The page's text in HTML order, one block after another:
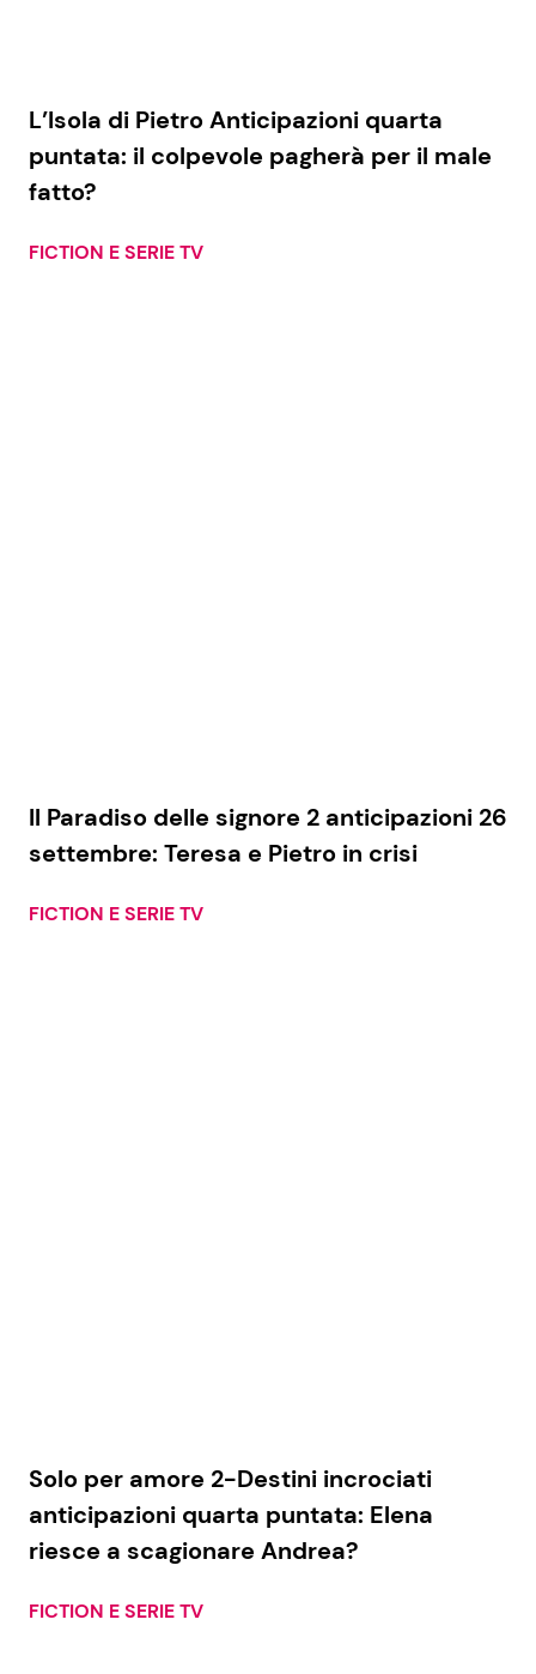
L’Isola di Pietro Anticipazioni quarta
puntata: il colpevole pagherà per il male
fatto?
FICTION E SERIE TV
Il Paradiso delle signore 2 anticipazioni 26
settembre: Teresa e Pietro in crisi
FICTION E SERIE TV
Solo per amore 2-Destini incrociati
anticipazioni quarta puntata: Elena
riesce a scagionare Andrea?
FICTION E SERIE TV